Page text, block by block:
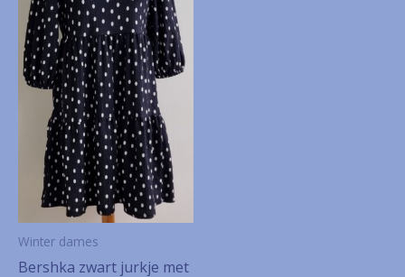
Winter dames
Bershka zwart jurkje met